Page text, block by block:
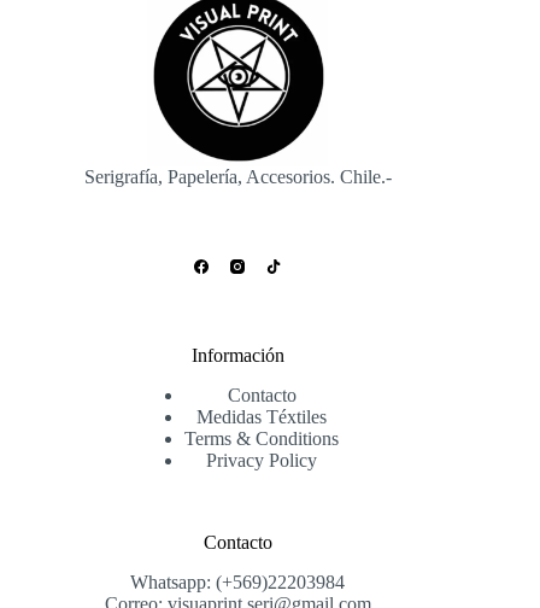
pueden
elegir
en
la
página
producto
Serigrafía, Papelería, Accesorios. Chile.-
Información
Contacto
Medidas Téxtiles
Terms & Conditions
Privacy Policy
Contacto
Whatsapp: (+569)22203984
Correo: visuaprint.seri@gmail.com